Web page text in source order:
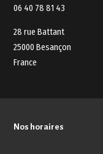
06 40 78 81 43
28 rue Battant
25000 Besançon
France
Nos horaires